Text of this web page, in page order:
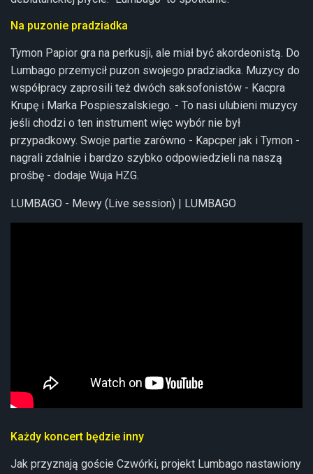
Na puzonie pradziadka
Tymon Papior gra na perkusji, ale miał być akordeonistą. Do
Lumbago przemycił puzon swojego pradziadka. Muzycy do
współpracy zaprosili też dwóch saksofonistów - Kacpra
Krupę i Marka Pospieszalskiego. - To nasi ulubieni muzycy
jeśli chodzi o ten instrument więc wybór nie był
przypadkowy. Swoje partie zarówno - Kapcper jak i Tymon -
nagrali zdalnie i bardzo szybko odpowiedzieli na naszą
prośbę - dodaje Wuja HZG.
LUMBAGO - Mewy (Live session) | LUMBAGO
Każdy koncert będzie inny
Jak przyznają goście Czwórki, projekt Lumbago nastawiony